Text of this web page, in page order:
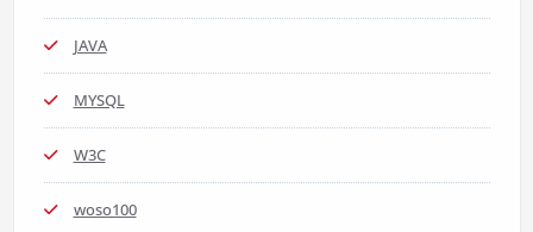
JAVA
MYSQL
W3C
woso100